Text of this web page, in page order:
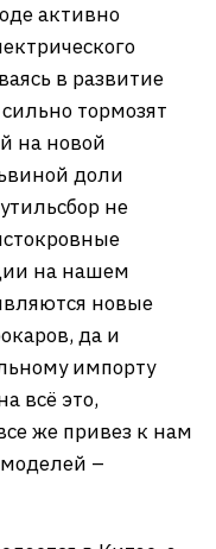
активно
в развитие
тормозят
на новой
доли
не
на нашем
новые
да и
импорту
всё это,
же привез к нам
–